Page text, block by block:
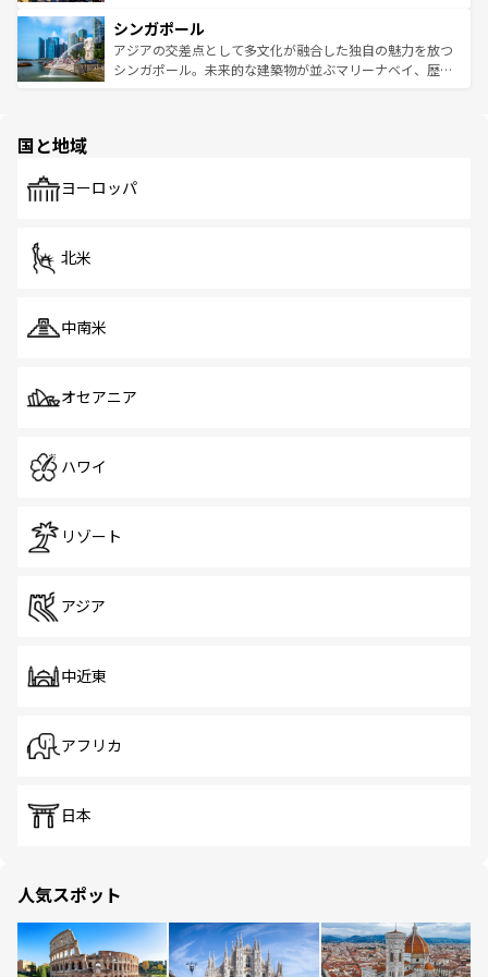
参照してほしい。
激する。気候は一年中温暖で、どの季節にも異なる楽しみ
が待っている。親しみやすいタイの人々、仏教を中心とし
た文化、そして多様な観光資源が、訪れる旅人を魅了し続
み、どこを訪れても感動するはず。観光スポットが密集し
ており、効率よく見どころを回れるのも魅力。息をのむよ
うな絶景から文化的な体験まで、香港を存分に楽しみ尽く
シンガポール
アジアの交差点として多文化が融合した独自の魅力を放つ
シンガポール。未来的な建築物が並ぶマリーナベイ、歴史
で、ホーカーズは地元の風情を楽しめる外せないスポット
国と地域
ヨーロッパ
北米
中南米
オセアニア
ハワイ
リゾート
アジア
中近東
アフリカ
日本
人気スポット